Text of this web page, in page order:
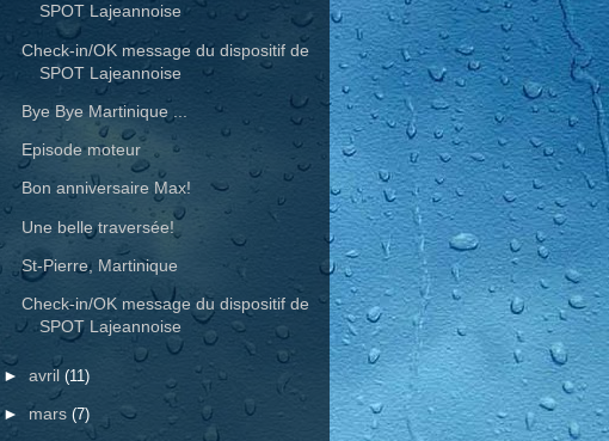
SPOT Lajeannoise
Check-in/OK message du dispositif de
SPOT Lajeannoise
Bye Bye Martinique ...
Episode moteur
Bon anniversaire Max!
Une belle traversée!
St-Pierre, Martinique
Check-in/OK message du dispositif de
SPOT Lajeannoise
► avril (11)
► mars (7)